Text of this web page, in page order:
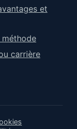
et
carrière